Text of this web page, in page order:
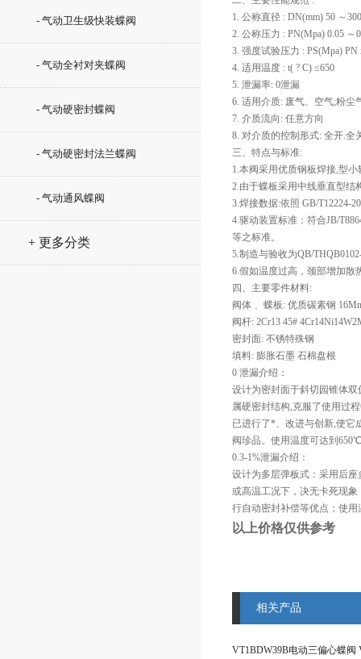
- 气动卫生级快装蝶阀
- 气动全衬对夹蝶阀
- 气动硬密封蝶阀
- 气动硬密封法兰蝶阀
- 气动通风蝶阀
+ 更多分类
1. 公称直径 : DN(mm) 50 ～
2. 公称压力 : PN(Mpa) 0.05 ～
3. 强度试验压力 : PS(Mpa) PN
4. 适用温度 : t( ? C) ≤650
5. 泄漏率: 0泄漏
6. 适用介质: 废气、空气;粉尘
7. 介质流向: 任意方向
8. 对介质的控制形式: 全开.全
三、特点与标准:
1.本阀采用优质钢板焊接,型
2.由于蝶板采用中线垂直型结
3.焊接数据:依照 GB/T12224-
4.驱动装置标准：符合JB/
等之标准。
5.制造与验收为QB/
6.假如温度过高，颈部增加散
四、主要零件材料:
阀体﹑ 蝶板: 优质碳素钢
阀杆: 2Cr13 45#
密封面: 不锈特殊钢
填料: 膨胀石墨 石棉盘根
0 泄漏介绍：
设计为密封面于斜切园锥体
属硬密封结构,克服了使用过
已进行了*、改进与创新,使
阀珍品。使用温度可达到
0.3-1%泄漏介绍：
设计为多层弹板式：采用后
或高温工况下，决无卡死现
行自动密封补偿等优点；使
以上价格仅供参考
相关产品